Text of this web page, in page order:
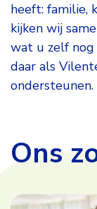
heeft: familie,
kijken wij
wat u zelf
daar als
ondersteunen.
Ons